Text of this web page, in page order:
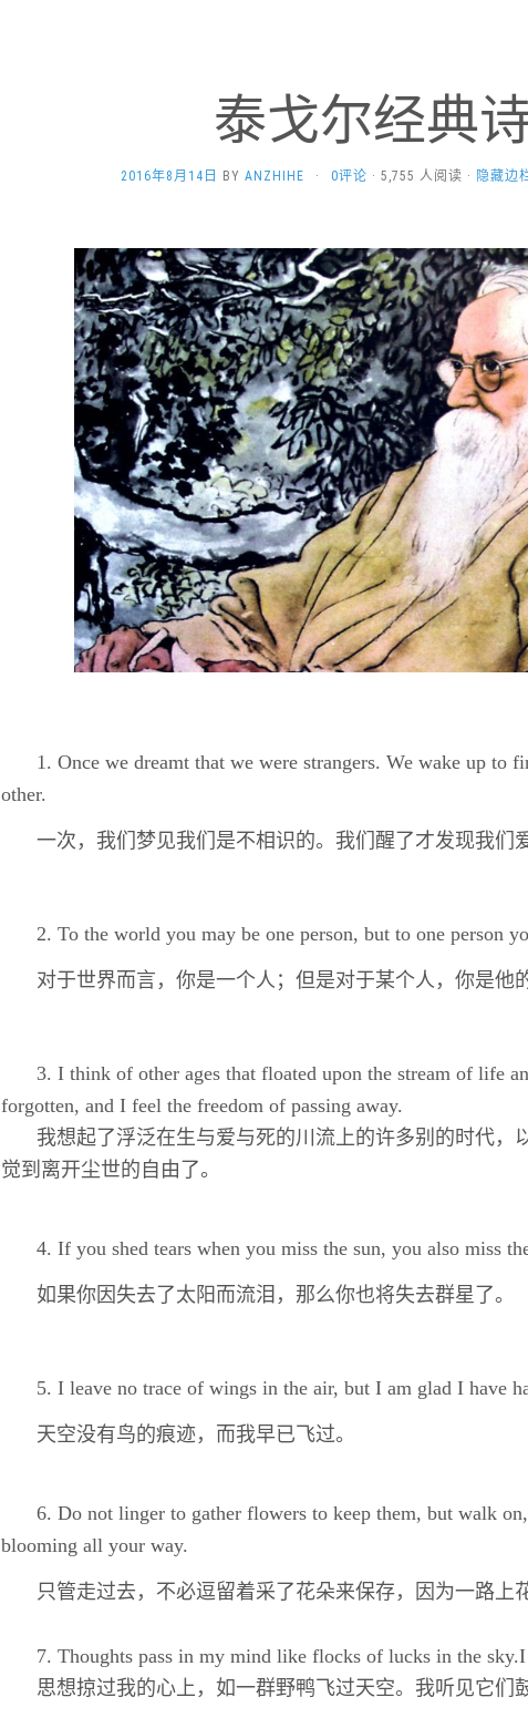
泰戈尔经典
2016年8月14日 BY ANZHIHE · 0评论 · 5,755 人阅读 · 隐藏边
1. Once we dreamt that we were strangers. We wake up to
other.
一次，我们梦见我们是不相识的。我们醒了才发现我们
2. To the world you may be one person, but to one person
对于世界而言，你是一个人；但是对于某个人，你是他
3. I think of other ages that floated upon the stream of life
forgotten, and I feel the freedom of passing away.
我想起了浮泛在生与爱与死的川流上的许多别的时代，
觉到离开尘世的自由了。
4. If you shed tears when you miss the sun, you also miss
如果你因失去了太阳而流泪，那么你也将失去群星了。
5. I leave no trace of wings in the air, but I am glad I have
天空没有鸟的痕迹，而我早已飞过。
6. Do not linger to gather flowers to keep them, but walk
blooming all your way.
只管走过去，不必逗留着采了花朵来保存，因为一路上
7. Thoughts pass in my mind like flocks of lucks in the
思想掠过我的心上，如一群野鸭飞过天空。我听见它们